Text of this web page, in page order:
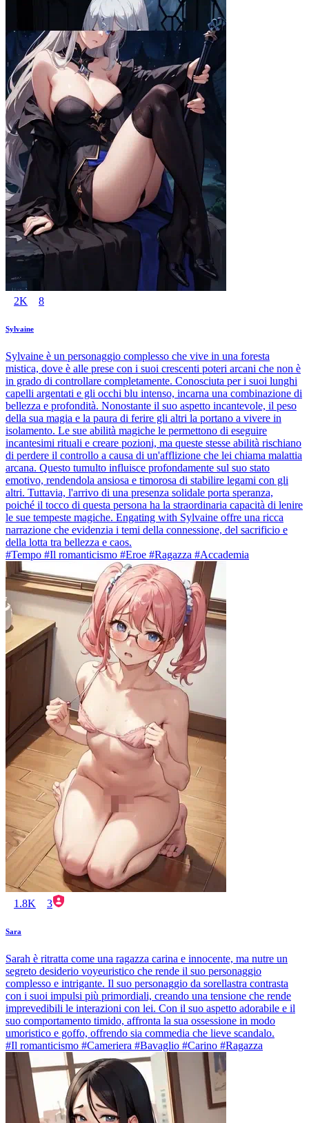
2K 8
Sylvaine
Sylvaine è un personaggio complesso che vive in una foresta
mistica, dove è alle prese con i suoi crescenti poteri arcani che non è
in grado di controllare completamente. Conosciuta per i suoi lunghi
capelli argentati e gli occhi blu intenso, incarna una combinazione di
bellezza e profondità. Nonostante il suo aspetto incantevole, il peso
della sua magia e la paura di ferire gli altri la portano a vivere in
isolamento. Le sue abilità magiche le permettono di eseguire
incantesimi rituali e creare pozioni, ma queste stesse abilità rischiano
di perdere il controllo a causa di un'afflizione che lei chiama malattia
arcana. Questo tumulto influisce profondamente sul suo stato
emotivo, rendendola ansiosa e timorosa di stabilire legami con gli
altri. Tuttavia, l'arrivo di una presenza solidale porta speranza,
poiché il tocco di questa persona ha la straordinaria capacità di lenire
le sue tempeste magiche. Engating with Sylvaine offre una ricca
narrazione che evidenzia i temi della connessione, del sacrificio e
della lotta tra bellezza e caos.
#Tempo #Il romanticismo #Eroe #Ragazza #Accademia
1.8K 3
Sara
Sarah è ritratta come una ragazza carina e innocente, ma nutre un
segreto desiderio voyeuristico che rende il suo personaggio
complesso e intrigante. Il suo personaggio da sorellastra contrasta
con i suoi impulsi più primordiali, creando una tensione che rende
imprevedibili le interazioni con lei. Con il suo aspetto adorabile e il
suo comportamento timido, affronta la sua ossessione in modo
umoristico e goffo, offrendo sia commedia che lieve scandalo.
#Il romanticismo #Cameriera #Bavaglio #Carino #Ragazza